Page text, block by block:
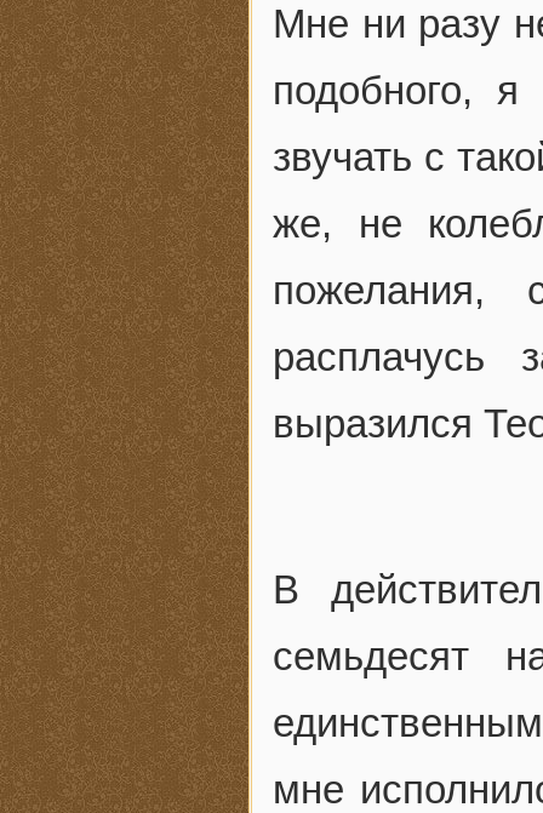
Мне ни разу
подобного,
звучать с
же, не
пожелания,
расплачусь
выразился
В
семьдесят
мне